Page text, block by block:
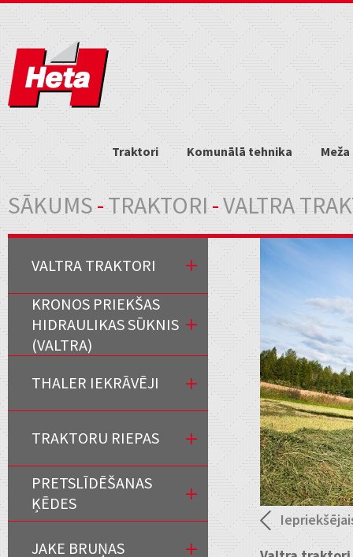
Traktori Komunālā tehnika
Jūs atrodaties šeit
SĀKUMS-TRAKTORI -VALTRA
VALTRA TRAKTORI
KRONOS PRIEKŠAS
HIDRAULIKAS SŪKNIS
(VALTRA)
THALER IEKRĀVĒJI
TRAKTORU RIEPAS
PRETSLĪDĒŠANAS
ĶĒDES
JAKE BRUŅAS